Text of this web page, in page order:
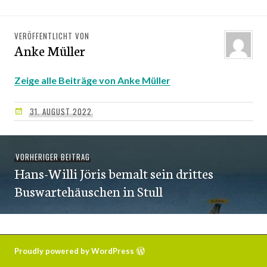
VERÖFFENTLICHT VON
Anke Müller
Zeige alle Beiträge von Anke Müller
31. AUGUST 2022
VORHERIGER BEITRAG
Beitrag:
Hans-Willi Jöris bemalt sein drittes
Buswartehäuschen in Stull
Proudly powered by WordPress